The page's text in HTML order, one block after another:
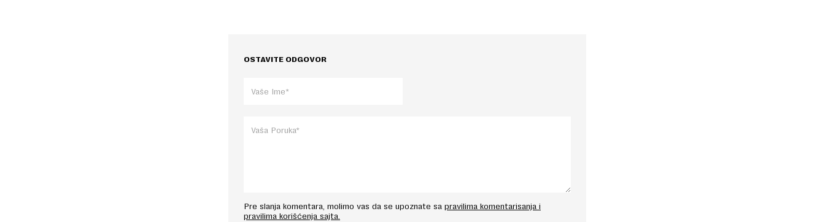
OSTAVITE ODGOVOR
Pre slanja komentara, molimo vas da se upoznate sa pravilima komentarisanja i
pravilima korišćenja sajta.